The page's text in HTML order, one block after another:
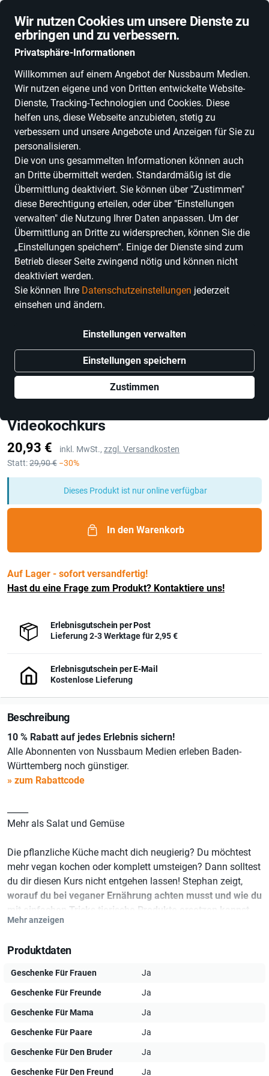
Wir nutzen Cookies um unsere Dienste zu
erbringen und zu verbessern.
Privatsphäre-Informationen
Willkommen auf einem Angebot der Nussbaum Medien.
Wir nutzen eigene und von Dritten entwickelte Website-
Dienste, Tracking-Technologien und Cookies. Diese
helfen uns, diese Webseite anzubieten, stetig zu
verbessern und unsere Angebote und Anzeigen für Sie zu
personalisieren.
Die von uns gesammelten Informationen können auch
an Dritte übermittelt werden. Standardmäßig ist die
Übermittlung deaktiviert. Sie können über "Zustimmen"
diese Berechtigung erteilen, oder über "Einstellungen
verwalten" die Nutzung Ihrer Daten anpassen. Um der
Übermittlung an Dritte zu widersprechen, können Sie die
„Einstellungen speichern“. Einige der Dienste sind zum
Betrieb dieser Seite zwingend nötig und können nicht
deaktiviert werden.
Sie können Ihre Datenschutzeinstellungen jederzeit
einsehen und ändern.
Einstellungen verwalten
Einstellungen speichern
Zustimmen
ALLE KATEGORIEN NEUHEITEN DEALS ESSEN, TRINKEN &
Videokochkurs
Preis
20,93 € inkl. MwSt., zzgl. Versandkosten
Statt:29,90 € −30%
Dieses Produkt ist nur online verfügbar
In den Warenkorb
Auf Lager - sofort versandfertig!
Hast du eine Frage zum Produkt? Kontaktiere uns!
Erlebnisgutschein per Post
Lieferung 2-3 Werktage für2,95 €
Erlebnisgutschein per E-Mail
Kostenlose Lieferung
-30 %
Beschreibung
10 % Rabatt auf jedes Erlebnis sichern!
Alle Abonnenten von Nussbaum Medien erleben Baden-
Württemberg noch günstiger.
» zum Rabattcode
Mehr als Salat und Gemüse
Die pflanzliche Küche macht dich neugierig? Du möchtest
mehr vegan kochen oder komplett umsteigen? Dann solltest
du dir diesen Kurs nicht entgehen lassen! Stephan zeigt,
worauf du bei veganer Ernährung achten musst und wie du
mit einfachen Tricks tierische Produkte ersetzen kannst
Natürlich gibt’s auch eine besondere Auswahl an
puren Genuss wird!
Stephan Schnedlitz
Erfolg: Er war in veganen Restaurants als Küchenchef und
Kreativkoch tätig. Außerdem hält er Kochkurse für
Mehr anzeigen
Produktdaten
Geschenke Für Frauen Ja
Geschenke Für Freunde Ja
Geschenke Für Mama Ja
Geschenke Für Paare Ja
Geschenke Für Den Bruder Ja
Geschenke Für Den Freund Ja